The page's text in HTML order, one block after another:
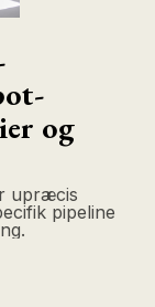
og
upræcis
pipeline